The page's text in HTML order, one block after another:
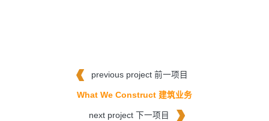
previous project 前一项目
What We Construct 建筑业务
next project 下一项目